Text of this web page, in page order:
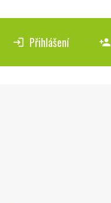
login Přihlášení person_add